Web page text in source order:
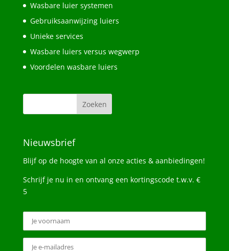
Wasbare luier systemen
Gebruiksaanwijzing luiers
Unieke services
Wasbare luiers versus wegwerp
Voordelen wasbare luiers
Nieuwsbrief
Blijf op de hoogte van al onze acties & aanbiedingen!
Schrijf je nu in en ontvang een kortingscode t.w.v. €
5